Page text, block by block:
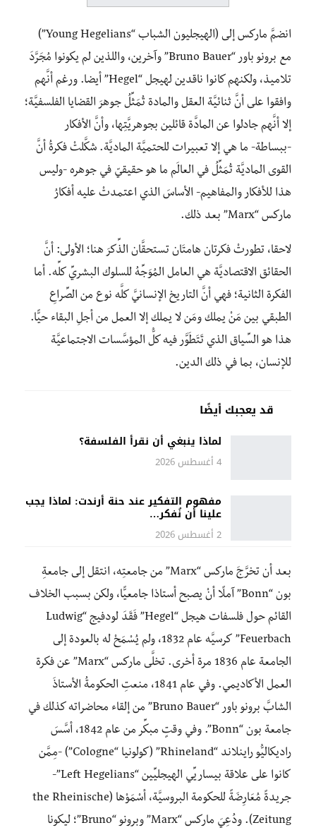
انضمَّ ماركس إلى (الهيجليون الشباب “Young Hegelians”)
مع برونو باور “Bruno Bauer” وآخرين، واللذين لم يكونوا مُجَرَّدَ
تلاميذ، ولكنهم كانوا ناقدين لهيجل “Hegel” أيضا. ورغم أنَّهم
وافقوا على أنَّ ثنائيَّة العقل والمادة تُمَثِّلُ جوهرَ القضايا الفلسفيَّة؛
إلا أنَّهم جادلوا عن المادَّة قائلين بجوهريَّتِها، وأنَّ الأفكار
-ببساطة- ما هي إلا تعبيرات للحتميَّة الماديَّة. شكَّلتْ فكرةُ أنَّ
القوى الماديَّة تُمَثِّلُ في العالَم ما هو حقيقيّ في جوهره -وليس
هذا للأفكار والمفاهيم- الأساسَ الذي اعتمدتْ عليه أفكارُ
ماركس “Marx” بعد ذلك.
لاحقا، تطورتْ فكرتان هامتَان تستحقَّان الذِّكرَ هنا؛ الأولى: أنَّ
الحقائق الاقتصاديَّة هي العامل المُوَجِّهُ للسلوك البشريِّ كلِّه. أما
الفكرة الثانية؛ فهي أنَّ التاريخ الإنسانيَّ كلَّه نوع من الصِّراعِ
الطبقي بين مَنْ يملك ومَن لا يملك إلا العمل من أجلِ البقاء حيًّا.
هذا هو السِّياق الذي تَتَطَوَّر فيه كلُّ المؤسَّسات الاجتماعيَّة
للإنسان، بما في ذلك الدين.
قد يعجبك أيضًا
لماذا ينبغي أن نقرأ الفلسفة؟
4 أغسطس 2026
مفهوم التفكير عند حنة أرندت: لماذا يجب
علينا أن نُفكر…
2 أغسطس 2026
بعد أن تخرَّجَ ماركس “Marx” من جامعتِه، انتقل إلى جامعةِ
بون “Bonn” آملًا أنْ يصبح أستاذا جامعيًّا، ولكن بسبب الخلاف
القا
ئم حول فلسفات هيجل “Hegel” فَقَدَ لودفيج “Ludwig
Feuerbach” كرسيَّه عام 1832، ولم يُسْمَحْ له بالعودة إلى
الجامعة
عام 1836 مرة أخرى. تخلَّى ماركس “Marx” عن فكرة
العمل الأكاديمي. وفي عام 1841، منعتِ الحكومةُ الأ
ستاذَ
الشابَّ برونو باور “Bruno Bauer” من إلقاء محاضراته كذلك في
جامعة بون “Bonn”. وفي وقتٍ مبكِّر من عام 1842، أسَّسَ
راديكا
ليُّو راينلاند “Rhineland” (كولونيا “Cologne”) -مِمَّن
كانوا على علاقة بيساريِّي الهيجليِّين
“Left Hegelians”-
جريدةً مُعَارِضَةً للحكومة البروسيَّة، أسْمَوْها (the Rheinische
Zeitung). ودُعِيَ ماركس “Marx” وبرونو “Bruno”؛ ليكونا